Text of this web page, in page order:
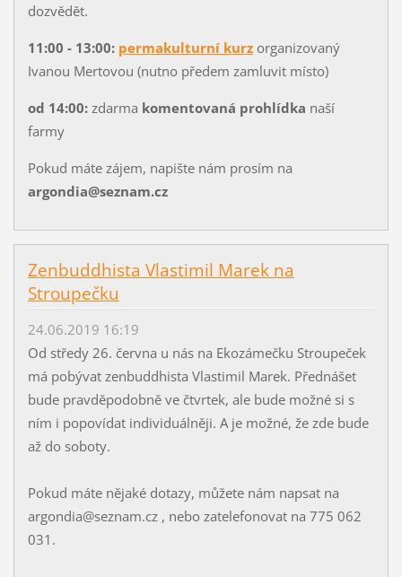
dozvědět.
11:00 - 13:00: permakulturní kurzorganizovaný
Ivanou Mertovou (nutno předem zamluvit místo)
od 14:00:zdarma komentovaná prohlídka naší
farmy
Pokud máte zájem, napište nám prosím na
argondia@seznam.cz
Zenbuddhista Vlastimil Marek na
Stroupečku
24.06.2019 16:19
Od středy 26. června u nás na Ekozámečku Stroupeček
má pobývat zenbuddhista Vlastimil Marek. Přednášet
bude pravděpodobně ve čtvrtek, ale bude možné si s
ním i popovídat individuálněji. A je možné, že zde bude
až do soboty.
Pokud máte nějaké dotazy, můžete nám napsat na
argondia@seznam.cz , nebo zatelefonovat na 775 062
031.